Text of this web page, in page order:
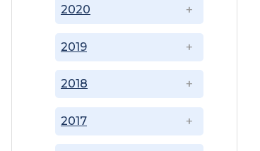
2017
2018
2019
2020